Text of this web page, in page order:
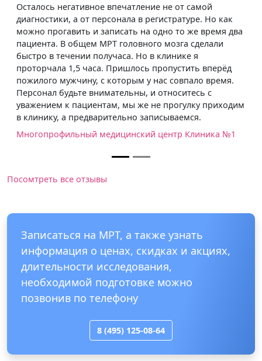
впечатление не от самой
а от персонала в регистратуре. Но как
и записать на одно то же время два
МРТ головного мозга сделали
получаса. Но в клинике я
часа. Пришлось пропустить вперёд
с которым у нас совпало время.
внимательны, и относитесь с
пациентам, мы же не прогулку приходим
записываемся.
медицинский центр Клиника №1
Посомтреть все отзывы
Записаться на МРТ, а также узнать
информация о ценах, скидках и акциях,
длительности исследования,
необходимой подготовке можно
позвонив по телефону
8 (495) 125-08-64